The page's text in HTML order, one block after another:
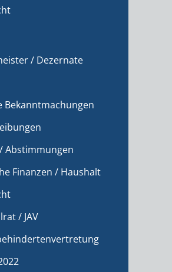
/ Dezernate
Bekanntmachungen
Abstimmungen
Finanzen / Haushalt
/ JAV